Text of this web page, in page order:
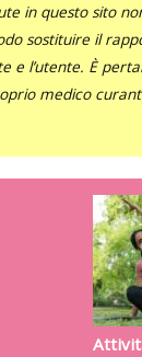
in questo sito
sostituire il
e l’utente. È
medico